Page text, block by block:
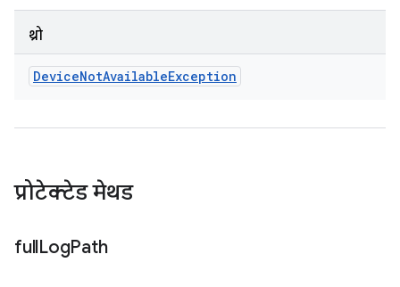
थ्रो
DeviceNotAvailableException
प्रोटेक्टेड मेथड
fullLogPath